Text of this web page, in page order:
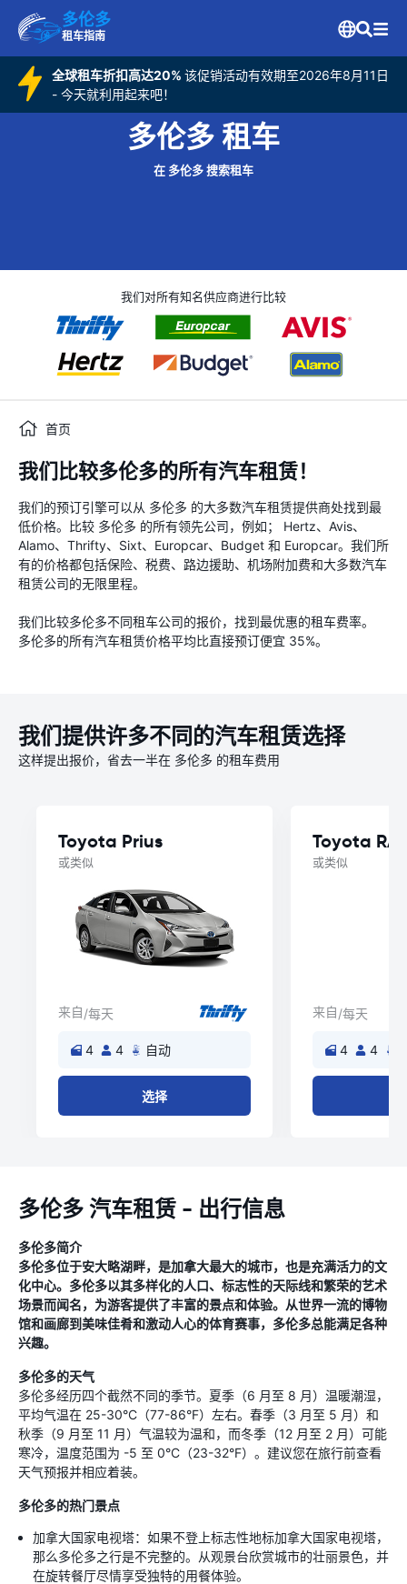
多伦多
租车指南
全球租车折扣高达20% 该促销活动有效期至2026年8月11日
- 今天就利用起来吧！
多伦多 租车
在 多伦多 搜索租车
我们对所有知名供应商进行比较
首页
我们比较多伦多的所有汽车租赁！
我们的预订引擎可以从 多伦多 的大多数汽车租赁提供商处找到最
低价格。比较 多伦多 的所有领先公司，例如； Hertz、Avis、
Alamo、Thrifty、Sixt、Europcar、Budget 和 Europcar。我们所
有的价格都包括保险、税费、路边援助、机场附加费和大多数汽车
租赁公司的无限里程。
我们比较多伦多不同租车公司的报价，找到最优惠的租车费率。
多伦多的所有汽车租赁价格平均比直接预订便宜 35%。
我们提供许多不同的汽车租赁选择
这样提出报价，省去一半在 多伦多 的租车费用
Toyota Prius
或类似
来自/每天
4 4 自动
选择
Toyota
或类似
来自/每天
4 4
多伦多 汽车租赁 - 出行信息
多伦多简介
多伦多位于安大略湖畔，是加拿大最大的城市，也是充满活力的文
化中心。多伦多以其多样化的人口、标志性的天际线和繁荣的艺术
场景而闻名，为游客提供了丰富的景点和体验。从世界一流的博物
馆和画廊到美味佳肴和激动人心的体育赛事，多伦多总能满足各种
兴趣。
多伦多的天气
多伦多经历四个截然不同的季节。夏季（6 月至 8 月）温暖潮湿，
平均气温在 25-30°C（77-86°F）左右。春季（3 月至 5 月）和
秋季（9 月至 11 月）气温较为温和，而冬季（12 月至 2 月）可能
寒冷，温度范围为 -5 至 0°C（23-32°F）。建议您在旅行前查看
天气预报并相应着装。
多伦多的热门景点
加拿大国家电视塔：如果不登上标志性地标加拿大国家电视塔，
那么多伦多之行是不完整的。从观景台欣赏城市的壮丽景色，并
在旋转餐厅尽情享受独特的用餐体验。